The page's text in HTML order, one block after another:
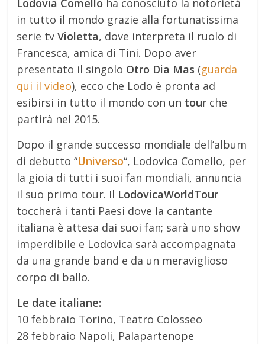
Lodovia Comello ha conosciuto la notorietà
in tutto il mondo grazie alla fortunatissima
serie tvVioletta, dove interpreta il ruolo di
Francesca, amica di Tini. Dopo aver
presentato il singolo Otro Dia Mas (guarda
qui il video), ecco che Lodo è pronta ad
esibirsi in tutto il mondo con un tour che
partirà nel 2015.
Dopo il grande successo mondiale dell’album
di debutto “Universo“, Lodovica Comello, per
la gioia di tutti i suoi fan mondiali, annuncia
il suo primo tour. Il LodovicaWorldTour
toccherà i tanti Paesi dove la cantante
italiana è attesa dai suoi fan; sarà uno show
imperdibile e Lodovica sarà accompagnata
da una grande band e da un meraviglioso
corpo di ballo.
Le date italiane:
10 febbraio Torino, Teatro Colosseo
28 febbraio Napoli, Palapartenope